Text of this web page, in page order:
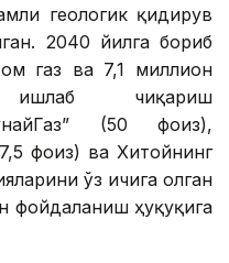
геологик қидирув
2040 йилга бориб
газ ва 7,1 миллион
чиқариш
(50 фоиз),
фоиз) ва Хитойнинг
ўз ичига олган
фойдаланиш ҳуқуқига